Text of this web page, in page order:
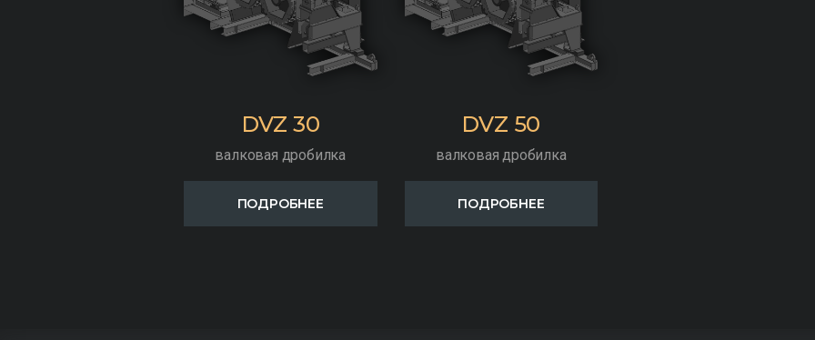
DVZ 30
валковая дробилка
ПОДРОБНЕЕ
DVZ 50
валковая дробилка
ПОДРОБНЕЕ